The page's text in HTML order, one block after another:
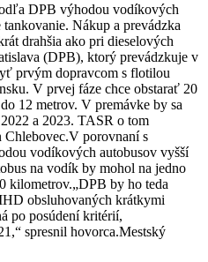
DPB výhodou vodíkových
Nákup a prevádzka
drahšia ako pri dieselových
(DPB), ktorý prevádzkuje v
prvým dopravcom s flotilou
V prvej fáze chce obstarať 20
12 metrov. V premávke by sa
a 2023. TASR o tom
porovnaní s
vodíkových autobusov vyšší
na vodík by mohol na jedno
kilometrov.„DPB by ho teda
obsluhovaných krátkymi
po posúdení kritérií,
spresnil hovorca.Mestský